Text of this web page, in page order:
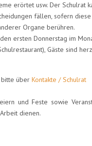
erörtet usw. Der Schulrat
fällen, sofern
Organe berühren.
ersten Donnerstag im
Gäste sind
bitte überKontakte / Schulrat
und Feste sowie
dienen.